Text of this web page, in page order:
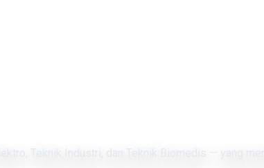
Teknik Industri, dan Teknik Biomedis — yang